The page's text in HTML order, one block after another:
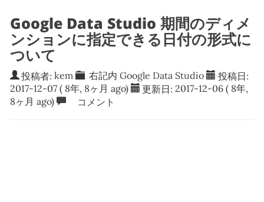
Google Data Studio 期間のディメ
ンションに指定できる日付の形式に
ついて
投稿者: kem 右記内Google Data Studio 投稿日:
2017-12-07 ( 8年, 8ヶ月 ago) 更新日: 2017-12-06 ( 8年,
8ヶ月 ago)
コメント